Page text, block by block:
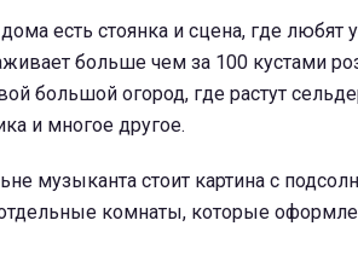
есть стоянка и сцена, где любят
больше чем за 100 кустами
большой огород, где растут
и многое другое.
музыканта стоит картина с
комнаты, которые